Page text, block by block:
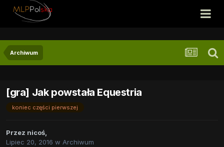
Archiwum
[gra] Jak powstała Equestria
koniec części pierwszej
Przez nicoś,
Lipiec 20, 2016 w Archiwum